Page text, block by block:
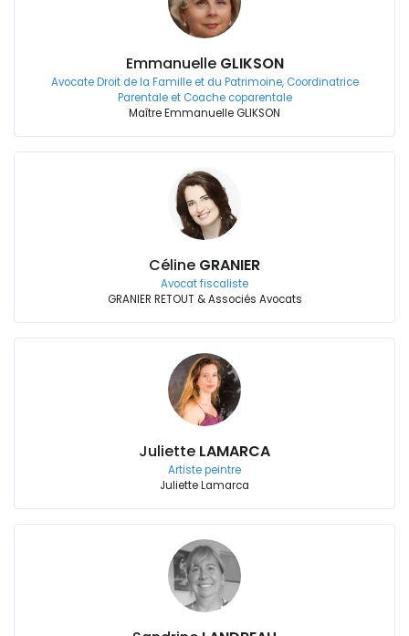
Emmanuelle GLIKSON
Avocate Droit de la Famille et du Patrimoine, Coordinatrice
Parentale et Coache coparentale
Maître Emmanuelle GLIKSON
Céline GRANIER
Avocat fiscaliste
GRANIER RETOUT & Associés Avocats
Juliette LAMARCA
Artiste peintre
Juliette Lamarca